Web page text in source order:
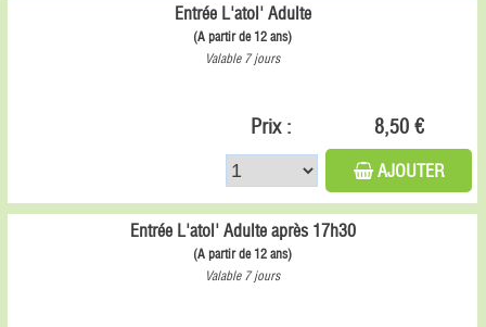
Entrée L'atol' Adulte
(A partir de 12 ans)
Valable 7 jours
Prix : 8,50 €
AJOUTER
Entrée L'atol' Adulte après 17h30
(A partir de 12 ans)
Valable 7 jours